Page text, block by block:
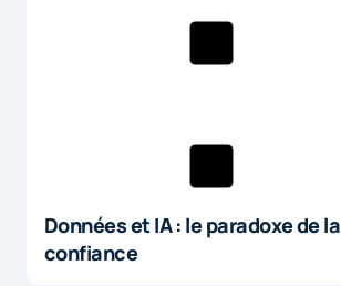
Données et IA : le paradoxe de la
confiance